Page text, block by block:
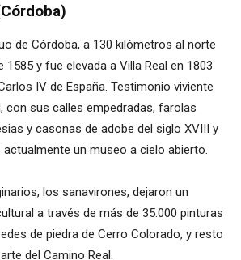
de Córdoba, a 130 kilómetros al norte
1585 y fue elevada a Villa Real en 1803
IV de España. Testimonio viviente
con sus calles empedradas, farolas
y casonas de adobe del siglo XVIII y
actualmente un museo a cielo abierto.
los sanavirones, dejaron un
a través de más de 35.000 pinturas
de piedra de Cerro Colorado, y resto
del Camino Real.